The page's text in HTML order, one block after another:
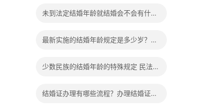
未到法定结婚年龄就结婚会不会有什么
最新实施的结婚年龄规定是多少岁？法
少数民族的结婚年龄的特殊规定 民法典
结婚证办理有哪些流程？办理结婚证有